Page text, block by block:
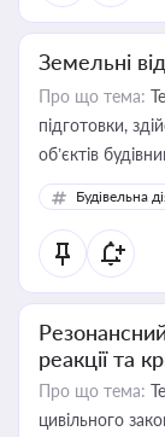
Земельні
Про що тема:
підготовки,
об’єктів
Будівельна
реакції та
Про що тема:
цивільного